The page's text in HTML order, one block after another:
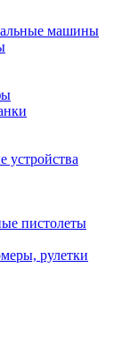
машины
устройства
пистолеты
рулетки